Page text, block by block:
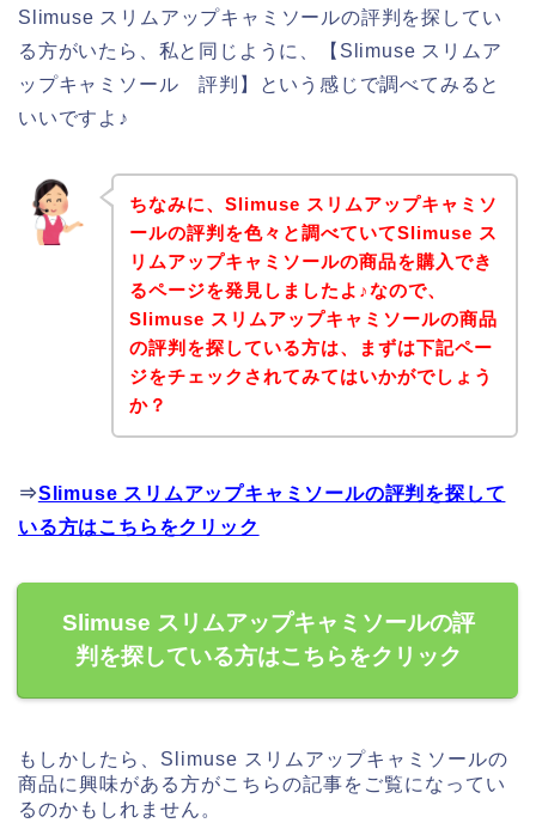
Slimuse スリムアップキャミソールの評判を探してい
る方がいたら、私と同じように、【Slimuse スリムア
ップキャミソール 評判】という感じで調べてみると
いいですよ♪
ちなみに、Slimuse スリムアップキャミソ
ールの評判を色々と調べていてSlimuse ス
リムアップキャミソールの商品を購入でき
るページを発見しましたよ♪なので、
Slimuse スリムアップキャミソールの商品
の評判を探している方は、まずは下記ペー
ジをチェックされてみてはいかがでしょう
か？
⇒Slimuse スリムアップキャミソールの評判を探して
いる方はこちらをクリック
Slimuse スリムアップキャミソールの評
判を探している方はこちらをクリック
もしかしたら、Slimuse スリムアップキャミソールの
商品に興味がある方がこちらの記事をご覧になってい
るのかもしれません。